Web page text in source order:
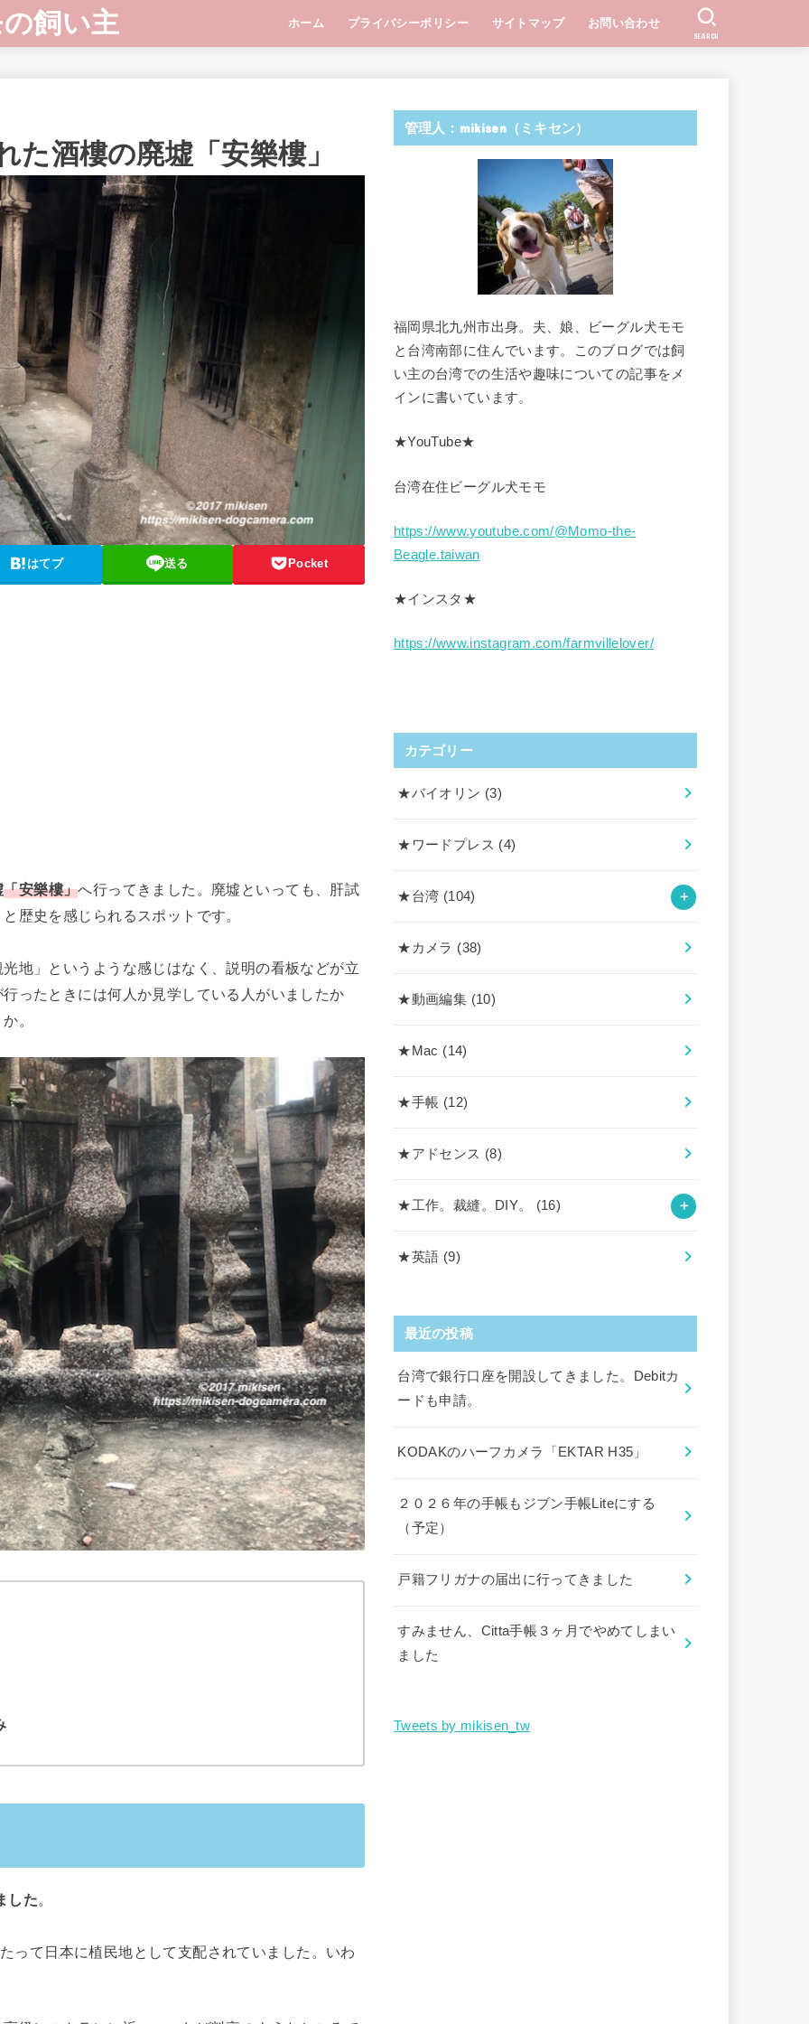
飼い主 ホーム プライバシーポリシー サイトマップ お問い合わせ
SEARCH
た酒樓の廃墟「安樂樓」
はてブ 送る Pocket
「安樂樓」へ行ってきました。廃墟といっても、肝試
歴史を感じられるスポットです。
地」というような感じはなく、説明の看板などが立
ったときには何人か見学している人がいましたか
。
した。
って日本に植民地として支配されていました。いわ
管理人：mikisen（ミキセン）
福岡県北九州市出身。夫、娘、ビーグル犬モモ
と台湾南部に住んでいます。このブログでは飼
い主の台湾での生活や趣味についての記事をメ
インに書いています。
★YouTube★
台湾在住ビーグル犬モモ
https://www.youtube.com/@Momo-the-
Beagle.taiwan
★インスタ★
https://www.instagram.com/farmvillelover/
カテゴリー
★バイオリン (3)
★ワードプレス (4)
★台湾 (104)
★カメラ (38)
★動画編集 (10)
★Mac (14)
★手帳 (12)
★アドセンス (8)
★工作。裁縫。DIY。 (16)
★英語 (9)
最近の投稿
台湾で銀行口座を開設してきました。Debitカ
ードも申請。
KODAKのハーフカメラ「EKTAR H35」
２０２６年の手帳もジブン手帳Liteにする
（予定）
戸籍フリガナの届出に行ってきました
すみません、Citta手帳３ヶ月でやめてしまい
ました
Tweets by mikisen_tw